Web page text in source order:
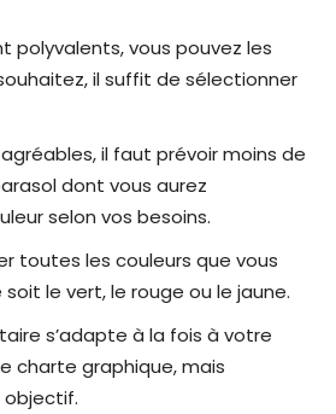
polyvalents, vous pouvez les
il suffit de sélectionner
il faut prévoir moins de
dont vous aurez
selon vos besoins.
toutes les couleurs que vous
le vert, le rouge ou le jaune.
s’adapte à la fois à votre
charte graphique, mais